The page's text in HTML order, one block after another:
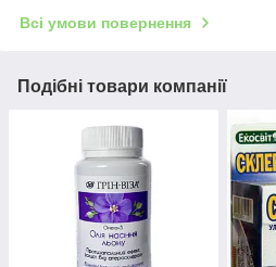
Всі умови повернення
Подібні товари компанії